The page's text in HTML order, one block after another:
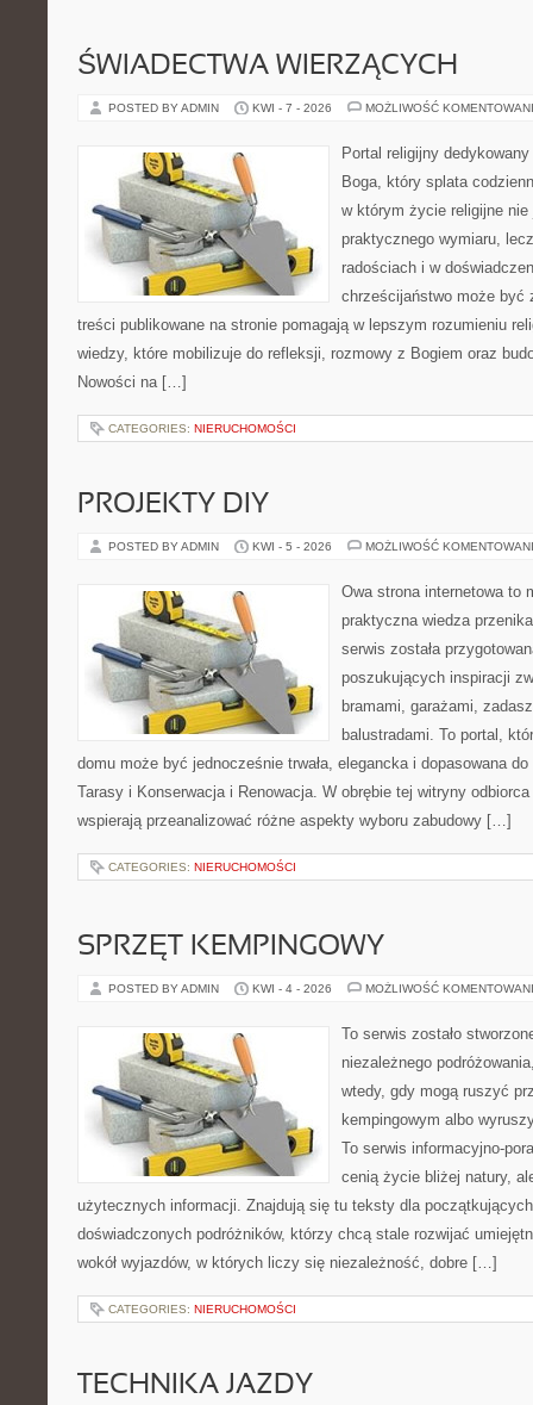
ŚWIADECTWA WIERZĄCYCH
POSTED BY ADMIN KWI - 7 - 2026 MOŻLIWOŚĆ
Portal religijny
Boga, który splata
w którym życie religijne nie
praktycznego wymiaru,
radościach i w
chrześcijaństwo może być
treści publikowane na stronie pomagają w lepszym rozumieniu
wiedzy, które mobilizuje do refleksji, rozmowy z Bogiem oraz
Nowości na […]
CATEGORIES: NIERUCHOMOŚCI
PROJEKTY DIY
POSTED BY ADMIN KWI - 5 - 2026 MOŻLIWOŚĆ
Owa strona internetowa to
praktyczna wiedza
serwis została
poszukujących inspiracji
bramami, garażami,
balustradami. To portal,
domu może być jednocześnie trwała, elegancka i dopasowana
Tarasy i Konserwacja i Renowacja. W obrębie tej witryny
wspierają przeanalizować różne aspekty wyboru zabudowy […]
CATEGORIES: NIERUCHOMOŚCI
SPRZĘT KEMPINGOWY
POSTED BY ADMIN KWI - 4 - 2026 MOŻLIWOŚĆ
To serwis zostało
niezależnego
wtedy, gdy mogą ruszyć
kempingowym albo
To serwis informacyjno-
cenią życie bliżej natury,
użytecznych informacji. Znajdują się tu teksty dla
doświadczonych podróżników, którzy chcą stale rozwijać
wokół wyjazdów, w których liczy się niezależność, dobre […]
CATEGORIES: NIERUCHOMOŚCI
TECHNIKA JAZDY